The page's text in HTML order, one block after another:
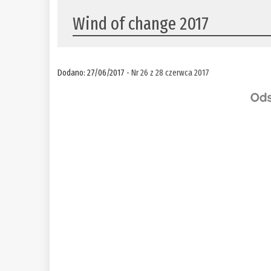
Wind of change 2017
Dodano: 27/06/2017 -Nr 26 z 28 czerwca 2017